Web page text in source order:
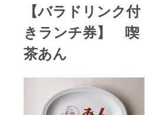
【バラドリンク付
きランチ券】 喫
茶あん